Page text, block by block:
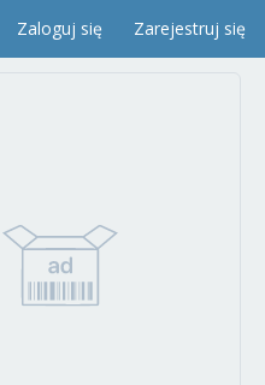
Zaloguj się Zarejestruj się